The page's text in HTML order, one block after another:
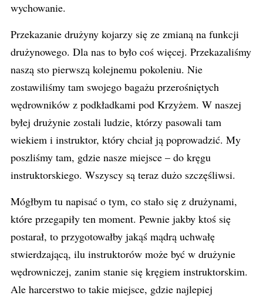
wychowanie.
Przekazanie drużyny kojarzy się ze zmianą na funkcji
drużynowego. Dla nas to było coś więcej. Przekazaliśmy
naszą sto pierwszą kolejnemu pokoleniu. Nie
zostawiliśmy tam swojego bagażu przerośniętych
wędrowników z podkładkami pod Krzyżem. W naszej
byłej drużynie zostali ludzie, którzy pasowali tam
wiekiem i instruktor, który chciał ją poprowadzić. My
poszliśmy tam, gdzie nasze miejsce – do kręgu
instruktorskiego. Wszyscy są teraz dużo szczęśliwsi.
Mógłbym tu napisać o tym, co stało się z drużynami,
które przegapiły ten moment. Pewnie jakby ktoś się
postarał, to przygotowałby jakąś mądrą uchwałę
stwierdzającą, ilu instruktorów może być w drużynie
wędrowniczej, zanim stanie się kręgiem instruktorskim.
Ale harcerstwo to takie miejsce, gdzie najlepiej